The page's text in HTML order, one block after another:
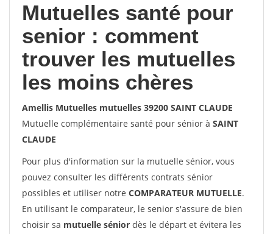
Mutuelles santé pour
senior : comment
trouver les mutuelles
les moins chères
Amellis Mutuelles mutuelles 39200 SAINT CLAUDE
Mutuelle complémentaire santé pour sénior à SAINT
CLAUDE
Pour plus d'information sur la mutuelle sénior, vous
pouvez consulter les différents contrats sénior
possibles et utiliser notre COMPARATEUR MUTUELLE.
En utilisant le comparateur, le senior s'assure de bien
choisir sa mutuelle sénior dès le départ et évitera les